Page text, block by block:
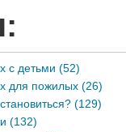
с детьми (52)
для пожилых (26)
(129)
(132)